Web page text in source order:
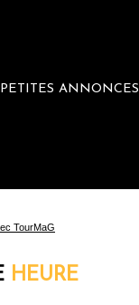
PETITES ANNONCES
HEURE